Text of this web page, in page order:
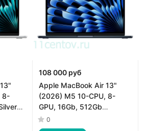
8-
108 000 руб
Apple MacBook Air 13"
(2026) M5 10-CPU, 8-
GPU, 16Gb, 512Gb
Midnight MDHE4
0